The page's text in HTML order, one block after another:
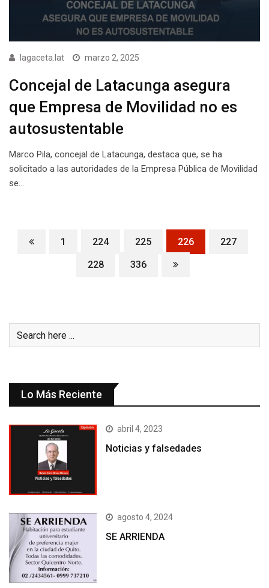
lagaceta.lat marzo 2, 2025
Concejal de Latacunga asegura
que Empresa de Movilidad no es
autosustentable
Marco Pila, concejal de Latacunga, destaca que, se ha
solicitado a las autoridades de la Empresa Pública de Movilidad
se…
1 224 225 226
227
228
336
Lo Más Reciente
abril 4, 2023
Noticias y falsedades
agosto 4, 2024
SE ARRIENDA